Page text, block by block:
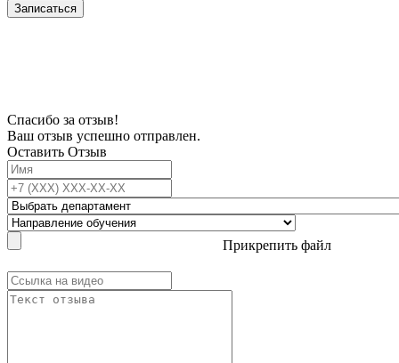
Записаться
Спасибо за отзыв!
Ваш отзыв успешно отправлен.
Оставить Отзыв
Прикрепить файл